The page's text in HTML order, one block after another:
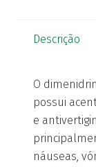
Descrição
O
possui
e
náuseas,